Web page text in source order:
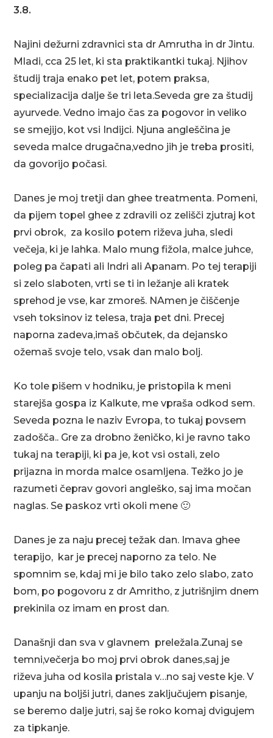
3.8.
Najini dežurni zdravnici sta dr Amrutha in dr Jintu.
Mladi, cca 25 let, ki sta praktikantki tukaj. Njihov
študij traja enako pet let, potem praksa,
specializacija dalje še tri leta.Seveda gre za študij
ayurvede. Vedno imajo čas za pogovor in veliko
se smejijo, kot vsi Indijci. Njuna angleščina je
seveda malce drugačna,vedno jih je treba prositi,
da govorijo počasi.
Danes je moj tretji dan ghee treatmenta. Pomeni,
da pijem topel ghee z zdravili oz zelišči zjutraj kot
prvi obrok, za kosilo potem riževa juha, sledi
večeja, ki je lahka. Malo mung fižola, malce juhce,
poleg pa čapati ali Indri ali Apanam. Po tej terapiji
si zelo slaboten, vrti se ti in ležanje ali kratek
sprehod je vse, kar zmoreš. NAmen je čiščenje
vseh toksinov iz telesa, traja pet dni. Precej
naporna zadeva,imaš občutek, da dejansko
ožemaš svoje telo, vsak dan malo bolj.
Ko tole pišem v hodniku, je pristopila k meni
starejša gospa iz Kalkute, me vpraša odkod sem.
Seveda pozna le naziv Evropa, to tukaj povsem
zadošča.. Gre za drobno ženičko, ki je ravno tako
tukaj na terapiji, ki pa je, kot vsi ostali, zelo
prijazna in morda malce osamljena. Težko jo je
razumeti čeprav govori angleško, saj ima močan
naglas. Se paskoz vrti okoli mene 🙂
Danes je za naju precej težak dan. Imava ghee
terapijo, kar je precej naporno za telo. Ne
spomnim se, kdaj mi je bilo tako zelo slabo, zato
bom, po pogovoru z dr Amritho, z jutrišnjim dnem
prekinila oz imam en prost dan.
Današnji dan sva v glavnem preležala.Zunaj se
temni,večerja bo moj prvi obrok danes,saj je
riževa juha od kosila pristala v…no saj veste kje. V
upanju na boljši jutri, danes zaključujem pisanje,
se beremo dalje jutri, saj še roko komaj dvigujem
za tipkanje.